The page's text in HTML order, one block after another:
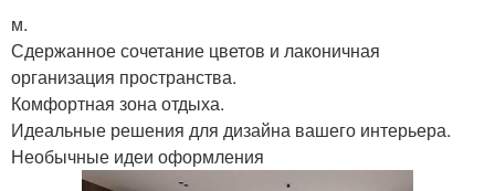
м.
Сдержанное сочетание цветов и лаконичная
организация пространства.
Комфортная зона отдыха.
Идеальные решения для дизайна вашего интерьера.
Необычные идеи оформления